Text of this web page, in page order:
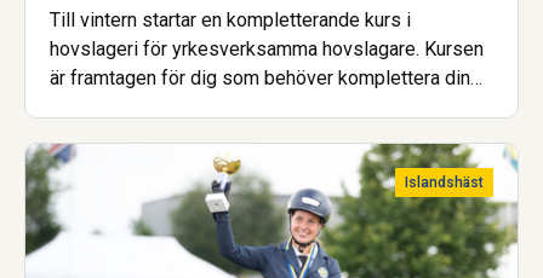
Till vintern startar en kompletterande kurs i
hovslageri för yrkesverksamma hovslagare. Kursen
är framtagen för dig som behöver komplettera din
Islandshäst